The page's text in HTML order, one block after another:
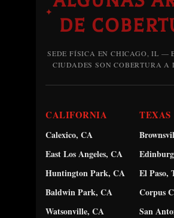
✦
DE
SEDE FÍSICA EN CHICAGO, IL —
CIUDADES SON COBERTURA A
CALIFORNIA
Calexico, CA
East Los Angeles, CA
Huntington Park, CA
Baldwin Park, CA
Watsonville, CA
TEXAS
El Paso,
Corpus
San